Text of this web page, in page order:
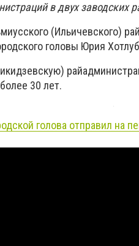
в двух заводских
(Ильичевского)
головы Юрия
30 лет.
голова отправил на